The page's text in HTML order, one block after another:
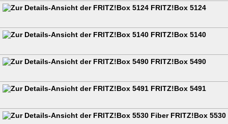
FRITZ!Box 5124
FRITZ!Box 5140
FRITZ!Box 5490
FRITZ!Box 5491
FRITZ!Box 5530